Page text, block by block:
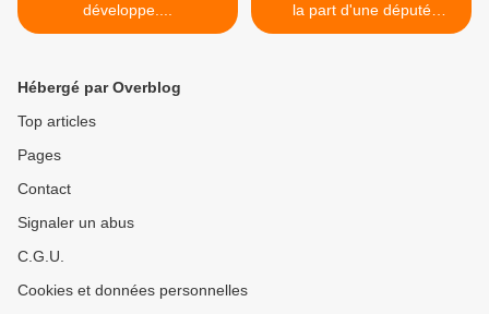
développe....
la part d'une député
Hongroise >
Hébergé par Overblog
Top articles
Pages
Contact
Signaler un abus
C.G.U.
Cookies et données personnelles